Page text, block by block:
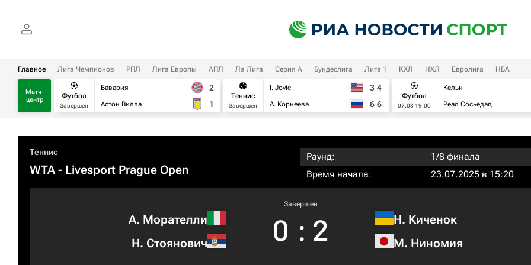
Главное Лига Чемпионов РПЛ Лига Европы АПЛ Ла Лига Серия А Бундеслига Лига 1 КХЛ НХЛ Евролига НБА
Матч-
центр
Футбол
Завершен
Бавария
Астон Вилла
2
1
Теннис
Завершен
I. Jovic
А. Корнеева
3 4
6 6
Футбол
07.08 19:00
Кельн
Реал Сосьедад
Теннис
WTA- Livesport Prague Open
Раунд:
1/8 финала
Время начала:
23.07.2025 в 15:20
А. Морателли
Н. Стоянович
Завершен
0 : 2
Н. Киченок
М. Ниномия